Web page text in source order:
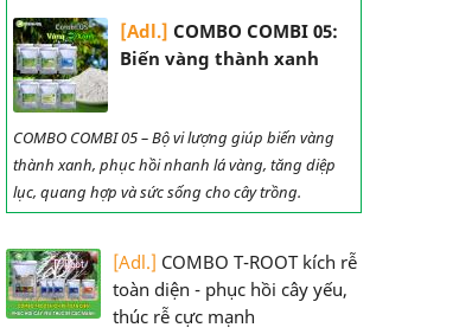
[Adl.] COMBO COMBI 05:
Biến vàng thành xanh
COMBO COMBI 05 – Bộ vi lượng giúp biến vàng
thành xanh, phục hồi nhanh lá vàng, tăng diệp
lục, quang hợp và sức sống cho cây trồng.
[Adl.] COMBO T-ROOT kích rễ
toàn diện - phục hồi cây yếu,
thúc rễ cực mạnh